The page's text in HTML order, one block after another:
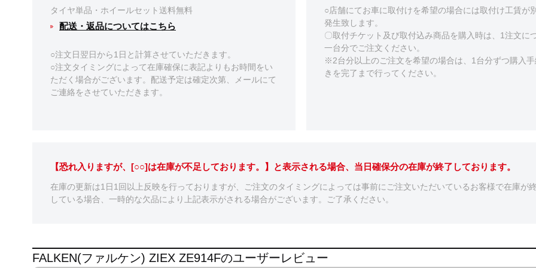
タイヤ単品・ホイールセット送料無料
配送・返品についてはこちら
○注文日翌日から1日と計算させていただきます。
○注文タイミングによって在庫確保に表記よりもお時間をい
ただく場合がございます。配送予定は確定次第、メールにて
ご連絡をさせていただきます。
○店舗にてお車に取付けを希望の場合には取付け工賃が
発生致します。
〇取付チケット及び取付込み商品を購入時は、1注文に
一台分でご注文ください。
※2台分以上のご注文を希望の場合は、1台分ずつ購入
きを完了まで行ってください。
【恐れ入りますが、[○○]は在庫が不足しております。】と表示される場合、当日確保分の在庫が終了しております。
在庫の更新は1日1回以上反映を行っておりますが、ご注文のタイミングによっては事前にご注文いただいているお客様で在庫が
している場合、一時的な欠品により上記表示がされる場合がございます。ご了承ください。
FALKEN(ファルケン) ZIEX ZE914Fのユーザーレビュー